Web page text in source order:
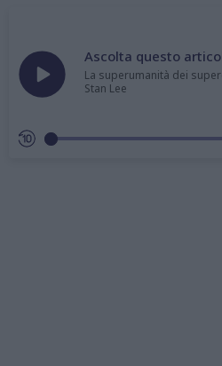
Ascolta questo
La superumanità dei
Stan Lee